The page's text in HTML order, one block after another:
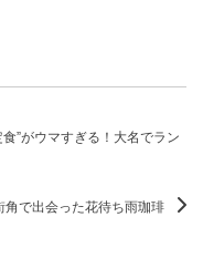
”がウマすぎる！大名でラン
角で出会った花待ち雨珈琲